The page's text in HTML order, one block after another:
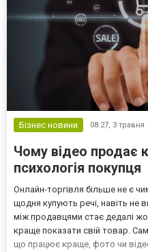
Бізнес новини 08:27, 3 травня
Чому відео продає
психологія покупця
Онлайн-торгівля більше не є
щодня купують речі, навіть не
між продавцями стає дедалі
краще показати свій товар.
що працює краще, фото чи